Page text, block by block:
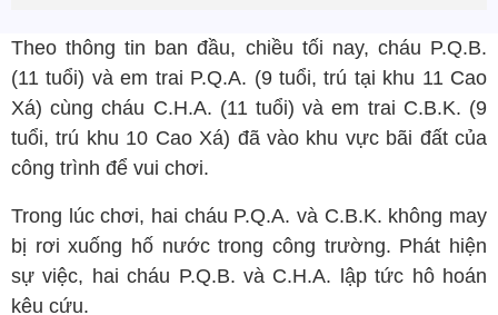
Theo thông tin ban đầu, chiều tối nay, cháu P.Q.B.
(11 tuổi) và em trai P.Q.A. (9 tuổi, trú tại khu 11 Cao
Xá) cùng cháu C.H.A. (11 tuổi) và em trai C.B.K. (9
tuổi, trú khu 10 Cao Xá) đã vào khu vực bãi đất của
công trình để vui chơi.
Trong lúc chơi, hai cháu P.Q.A. và C.B.K. không may
bị rơi xuống hố nước trong công trường. Phát hiện
sự việc, hai cháu P.Q.B. và C.H.A. lập tức hô hoán
kêu cứu.